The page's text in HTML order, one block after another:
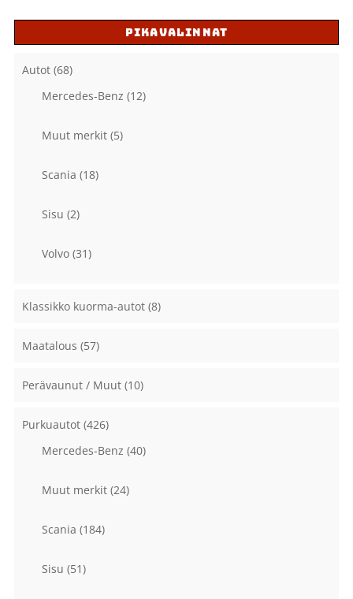
PIKAVALINNAT
Autot (68)
Mercedes-Benz (12)
Muut merkit (5)
Scania (18)
Sisu (2)
Volvo (31)
Klassikko kuorma-autot (8)
Maatalous (57)
Perävaunut / Muut (10)
Purkuautot (426)
Mercedes-Benz (40)
Muut merkit (24)
Scania (184)
Sisu (51)